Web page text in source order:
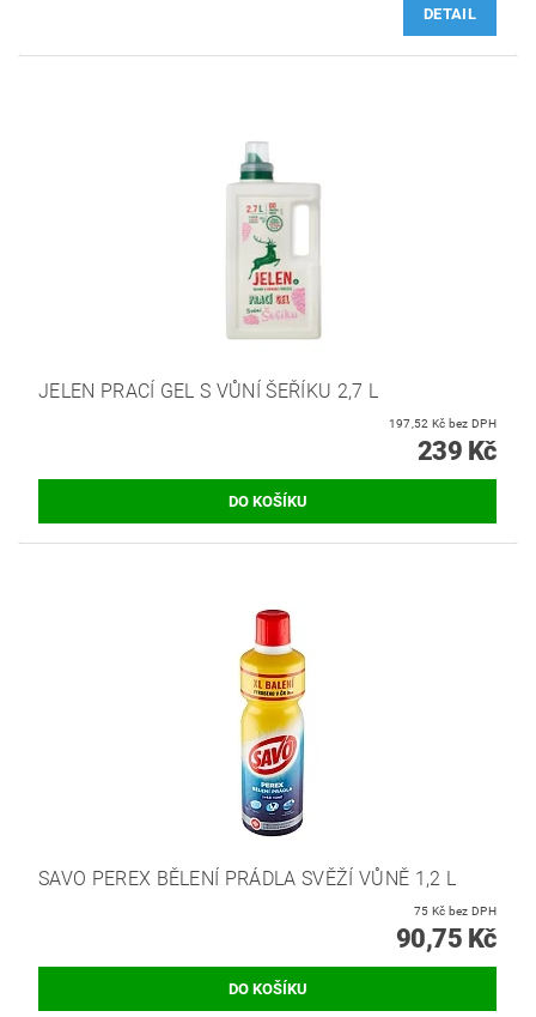
DETAIL
JELEN PRACÍ GEL S VŮNÍ ŠEŘÍKU 2,7 L
197,52 Kč bez DPH
239 Kč
SAVO PEREX BĚLENÍ PRÁDLA SVĚŽÍ VŮNĚ 1,2 L
75 Kč bez DPH
90,75 Kč